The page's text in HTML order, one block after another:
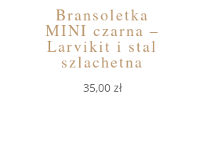
Bransoletka
MINI czarna –
Larvikit i stal
szlachetna
35,00 zł